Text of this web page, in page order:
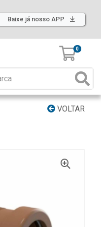
Baixe já nosso APP
0
VOLTAR